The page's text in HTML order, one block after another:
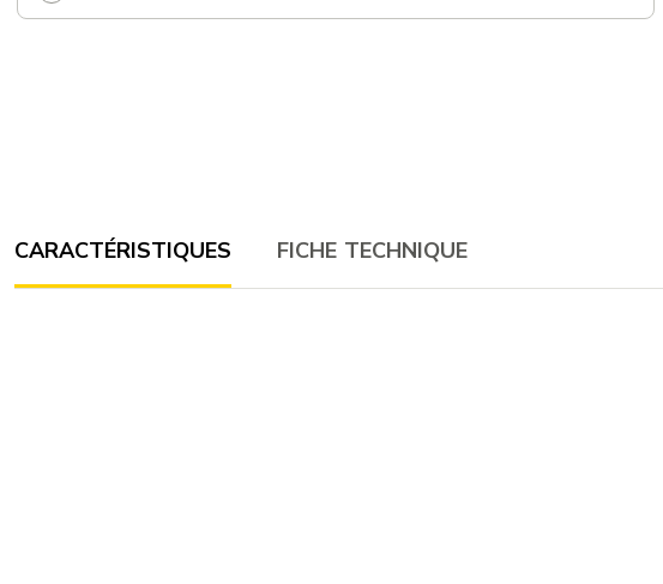
CARACTÉRISTIQUES FICHE TECHNIQUE